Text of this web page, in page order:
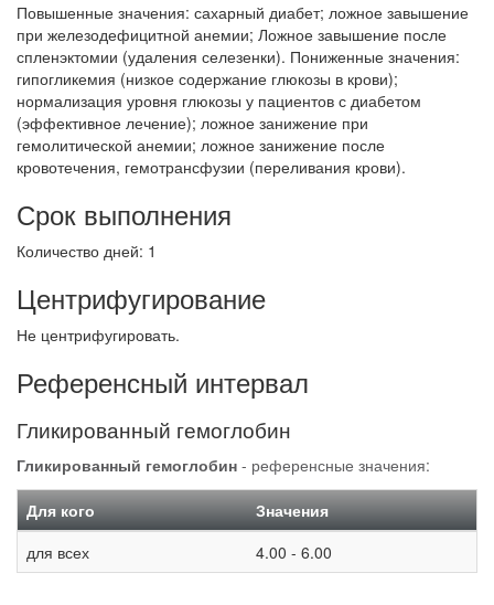
Повышенные значения: сахарный диабет; ложное завышение
при железодефицитной анемии; Ложное завышение после
спленэктомии (удаления селезенки). Пониженные значения:
гипогликемия (низкое содержание глюкозы в крови);
нормализация уровня глюкозы у пациентов с диабетом
(эффективное лечение); ложное занижение при
гемолитической анемии; ложное занижение после
кровотечения, гемотрансфузии (переливания крови).
Срок выполнения
Количество дней: 1
Центрифугирование
Не центрифугировать.
Референсный интервал
Гликированный гемоглобин
Гликированный гемоглобин - референсные значения:
Для кого
Значения
для всех
4.00 - 6.00